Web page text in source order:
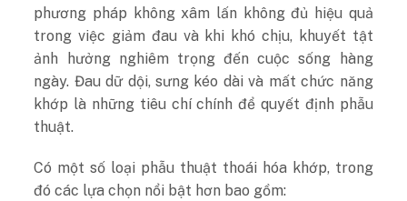
phương pháp không xâm lấn không đủ hiệu quả
trong việc giảm đau và khi khó chịu, khuyết tật
ảnh hưởng nghiêm trọng đến cuộc sống hàng
ngày. Đau dữ dội, sưng kéo dài và mất chức năng
khớp là những tiêu chí chính để quyết định phẫu
thuật.
Có một số loại phẫu thuật thoái hóa khớp, trong
đó các lựa chọn nổi bật hơn bao gồm: